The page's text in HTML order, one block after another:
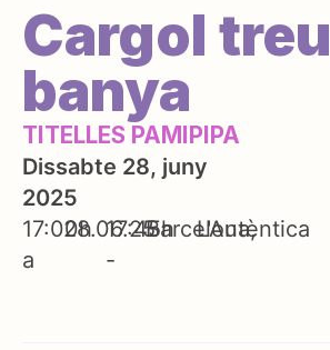
Cargol treu
banya
TITELLES PAMIPIPA
Dissabte 28, juny
2025
17:00h
a
28.06.25
17:45h
-
BarcelonaL'Autèntica